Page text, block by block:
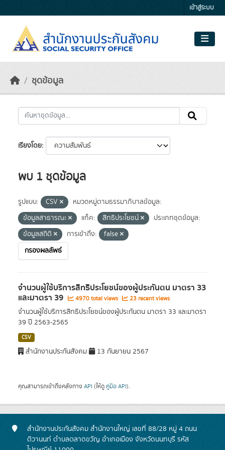
เข้าสู่ระบบ
ชุดข้อมูล
เรียงโดย
พบ 1 ชุดข้อมูล
รูปแบบ: CSV
หมวดหมู่ตามธรรมาภิบาลข้อมูล:
ข้อมูลสาธารณะ
แท็ค: สิทธิประโยชน์
ประเภทชุดข้อมูล:
ข้อมูลสถิติ
การเข้าถึง:
false
กรองผลลัพธ์
จำนวนผู้ใช้บริการสิทธิประโยชน์ของผู้ประกันตน มาตรา 33
และมาตรา 39 4970 total views 23 recent views
จำนวนผู้ใช้บริการสิทธิประโยชน์ของผู้ประกันตน มาตรา 33 และมาตรา
39 ปี 2563-2565
CSV
สำนักงานประกันสังคม 13 กันยายน 2567
คุณสามารถเข้าถึงคลังทาง API (ให้ดู คู่มือ API).
สำนักงานประกันสังคม สำนักงานใหญ่ เลขที่ 88/28 หมู่ 4 ถนน
ติวานนท์ ตำบลตลาดขวัญ อำเภอเมือง จังหวัดนนทบุรี รหัส